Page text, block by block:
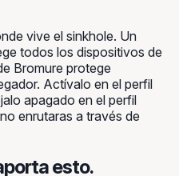
vive el sinkhole. Un
todos los dispositivos de
Bromure protege
Actívalo en el perfil
apagado en el perfil
enrutaras a través de
esto.